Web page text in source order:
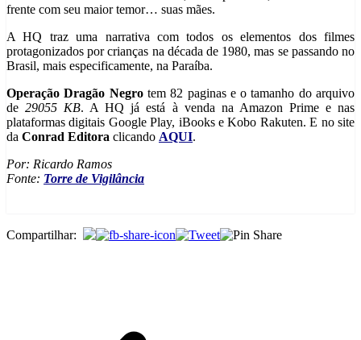
frente com seu maior temor… suas mães.
A HQ traz uma narrativa com todos os elementos dos filmes
protagonizados por crianças na década de 1980, mas se passando no
Brasil, mais especificamente, na Paraíba.
Operação Dragão Negrotem 82 paginas e o tamanho do arquivo
de29055 KB. A HQ já está à venda na Amazon Prime e nas
plataformas digitais Google Play, iBooks e Kobo Rakuten. E no site
da Conrad Editora clicando AQUI.
Por: Ricardo Ramos
Fonte: Torre de Vigilância
Compartilhar: